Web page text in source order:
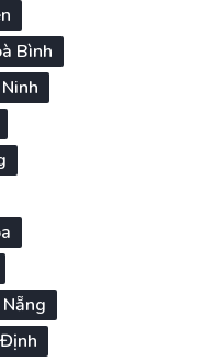
Bình